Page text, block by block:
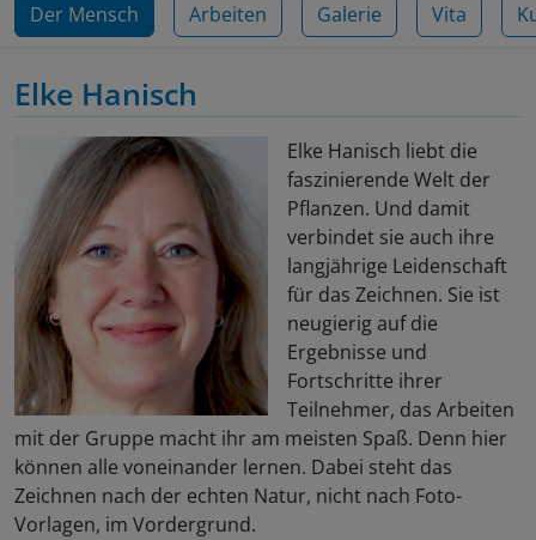
Der Mensch Arbeiten Galerie Vita
Elke Hanisch
Elke Hanisch liebt die
faszinierende Welt der
Pflanzen. Und damit
verbindet sie auch ihre
langjährige Leidenschaft
für das Zeichnen. Sie ist
neugierig auf die
Ergebnisse und
Fortschritte ihrer
Teilnehmer, das Arbeiten
mit der Gruppe macht ihr am meisten Spaß. Denn hier
können alle voneinander lernen. Dabei steht das
Zeichnen nach der echten Natur, nicht nach Foto-
Vorlagen, im Vordergrund.